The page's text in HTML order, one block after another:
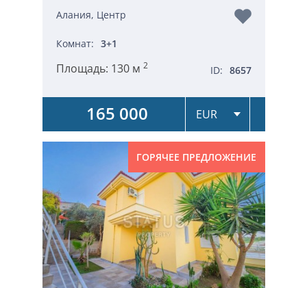
Алания, Центр
Комнат: 3+1
Площадь: 130 м 2 ID: 8657
165 000
ГОРЯЧЕЕ ПРЕДЛОЖЕНИЕ